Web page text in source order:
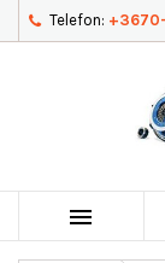
Telefon:
